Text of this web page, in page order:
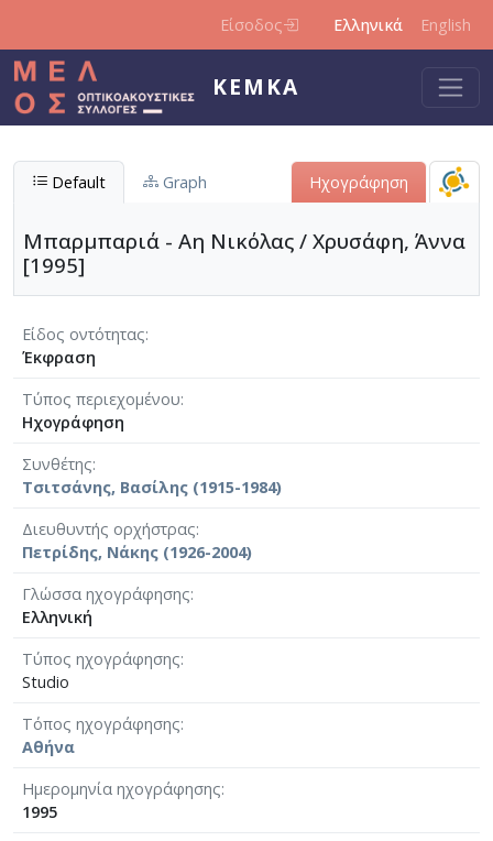
Είσοδος Ελληνικά English
ΚΕΜΚΑ
Default Graph Ηχογράφηση
Μπαρμπαριά - Αη Νικόλας / Χρυσάφη, Άννα
[1995]
Είδος οντότητας
Έκφραση
Τύπος περιεχομένου
Ηχογράφηση
Συνθέτης
Τσιτσάνης, Βασίλης (1915-1984)
Διευθυντής ορχήστρας
Πετρίδης, Νάκης (1926-2004)
Γλώσσα ηχογράφησης
Ελληνική
Τύπος ηχογράφησης
Studio
Τόπος ηχογράφησης
Αθήνα
Ημερομηνία ηχογράφησης
1995